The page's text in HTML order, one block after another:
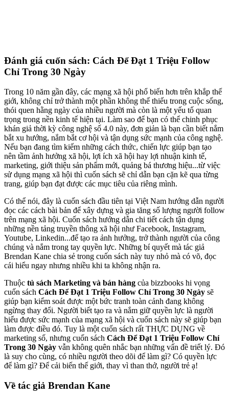
Đánh giá cuốn sách: Cách Để Đạt 1 Triệu Follow
Chỉ Trong 30 Ngày
Trong 10 năm gần đây, các mạng xã hội phổ biến hơn trên khắp thế
giới, không chỉ trở thành một phần không thế thiếu trong cuộc sống,
thói quen hằng ngày của nhiều người mà còn là một yếu tố quan
trọng trong nền kinh tế hiện tại. Làm sao để bạn có thể chinh phục
khán giả thời kỳ công nghệ số 4.0 này, đơn giản là bạn cần biết nắm
bắt xu hướng, nắm bắt cơ hội và tận dụng sức mạnh của công nghệ.
Nếu bạn đang tìm kiếm những cách thức, chiến lực giúp bạn tạo
nên tầm ảnh hưởng xã hội, lợi ích xã hội hay lợi nhuận kinh tế,
marketing, giới thiệu sản phẩm mới, quảng bá thương hiệu...từ việc
sử dụng mạng xã hội thì cuốn sách sẽ chỉ dẫn bạn cặn kẽ qua từng
trang, giúp bạn đạt được các mục tiêu của riêng mình.
Có thể nói, đây là cuốn sách đầu tiên tại Việt Nam hướng dẫn người
đọc các cách bài bản để xây dựng và gia tăng số lượng người follow
trên mạng xã hội. Cuốn sách hướng dẫn chi tiết cách tận dụng
những nền tảng truyền thông xã hội như Facebook, Instagram,
Youtube, Linkedin...để tạo ra ảnh hưởng, trở thành người của công
chúng và nắm trong tay quyền lực. Những bí quyết mà tác giả
Brendan Kane chia sẻ trong cuốn sách này tuy nhỏ mà có võ, đọc
cái hiểu ngay nhưng nhiều khi ta không nhận ra.
Thuộc tủ sách Marketing và bán hàng của bizzbooks hi vọng
cuốn sách Cách Để Đạt 1 Triệu Follow Chỉ Trong 30 Ngày sẽ
giúp bạn kiểm soát được một bức tranh toàn cảnh đang không
ngừng thay đổi. Người biết tạo ra và nắm giữ quyền lực là người
hiểu được sức mạnh của mạng xã hội và cuốn sách này sẽ giúp bạn
làm được điều đó. Tuy là một cuốn sách rất THỰC DỤNG về
marketing số, nhưng cuốn sách Cách Để Đạt 1 Triệu Follow Chỉ
Trong 30 Ngày vẫn không quên nhắc bạn những vấn đề triết lý. Đó
là suy cho cùng, có nhiều người theo dõi để làm gì? Có quyền lực
để làm gì? Để cải biến thế giới, thay vì than thở, người trẻ ạ!
Về tác giả Brendan Kane